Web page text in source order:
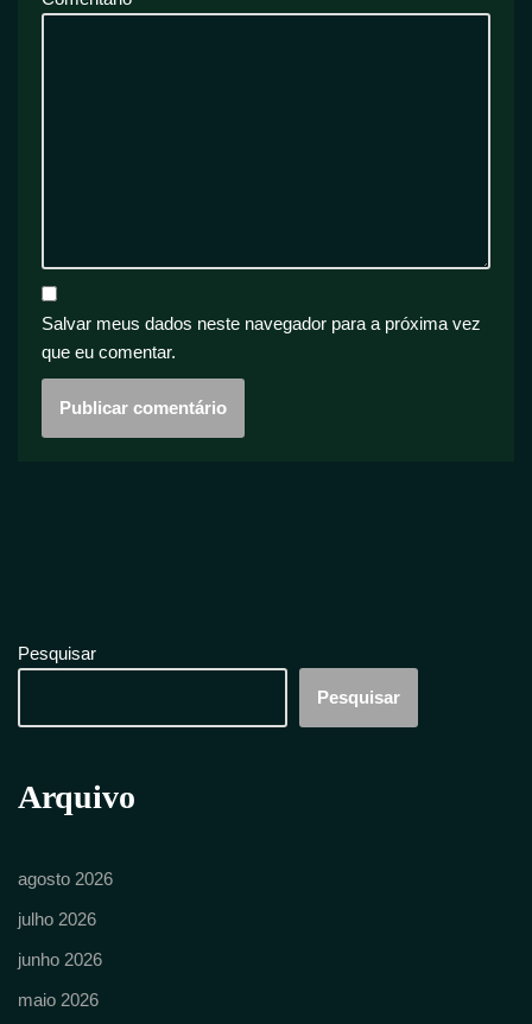
Salvar meus dados neste navegador para a próxima vez
que eu comentar.
Pesquisar
Pesquisar
Arquivo
agosto 2026
julho 2026
junho 2026
maio 2026